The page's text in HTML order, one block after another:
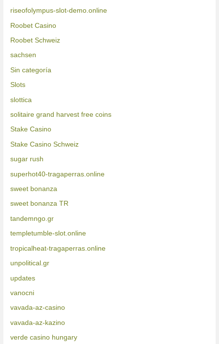
riseofolympus-slot-demo.online
Roobet Casino
Roobet Schweiz
sachsen
Sin categoría
Slots
slottica
solitaire grand harvest free coins
Stake Casino
Stake Casino Schweiz
sugar rush
superhot40-tragaperras.online
sweet bonanza
sweet bonanza TR
tandemngo.gr
templetumble-slot.online
tropicalheat-tragaperras.online
unpolitical.gr
updates
vanocni
vavada-az-casino
vavada-az-kazino
verde casino hungary